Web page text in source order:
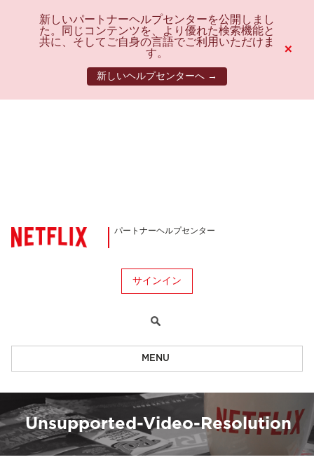
新しいパートナーヘルプセンターを公開しまし
た。同じコンテンツを、より優れた検索機能と
共に、そしてご自身の言語でご利用いただけま
す。
新しいヘルプセンターへ →
×
パートナーヘルプセンター
サインイン
MENU
Unsupported-Video-Resolution